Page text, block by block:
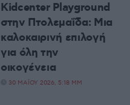
Kidcenter Playground
στην Πτολεμαΐδα: Μια
καλοκαιρινή επιλογή
για όλη την
οικογένεια
30 ΜΑΪ́ΟΥ 2026, 5:18 ΜΜ